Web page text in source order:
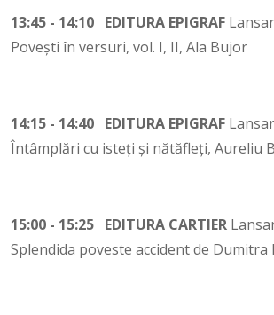
13:45 - 14:10 EDITURA EPIGRAF
Povești în versuri, vol. I, II, Ala Bujor
14:15 - 14:40 EDITURA EPIGRAF
Întâmplări cu isteți și nătăfleți, Aureliu
15:00 - 15:25 EDITURA CARTIER
Splendida poveste accident de Dumitra